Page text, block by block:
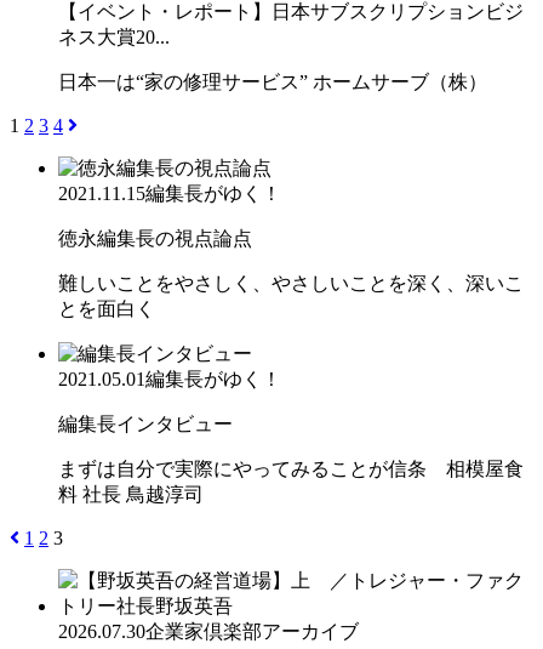
【イベント・レポート】日本サブスクリプションビジ
ネス大賞20...
日本一は“家の修理サービス” ホームサーブ（株）
1 2 3 4
2021.11.15編集長がゆく！
徳永編集長の視点論点
難しいことをやさしく、やさしいことを深く、深いこ
とを面白く
2021.05.01編集長がゆく！
編集長インタビュー
まずは自分で実際にやってみることが信条 相模屋食
料 社長 鳥越淳司
1 2 3
2026.07.30企業家倶楽部アーカイブ